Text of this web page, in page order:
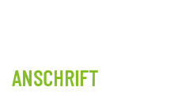
ANSCHRIFT